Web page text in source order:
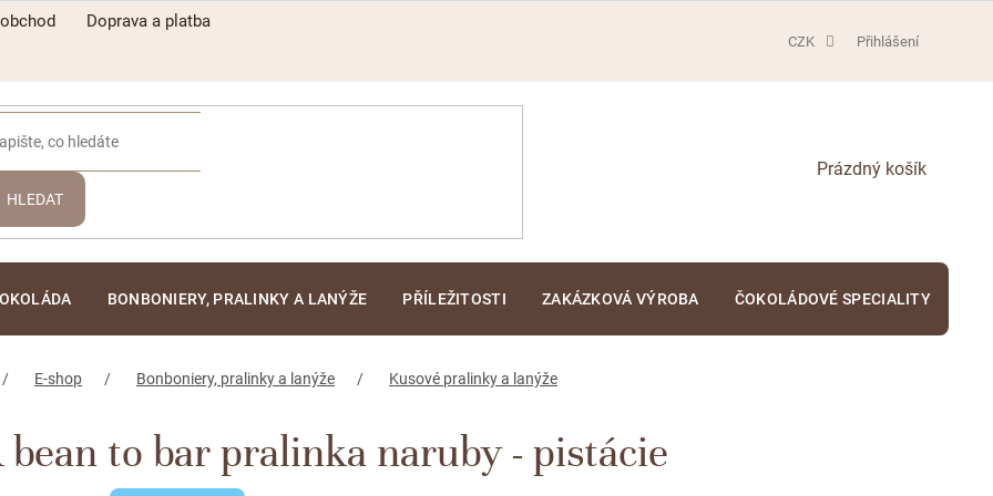
Doprava a platba
CZK Přihlášení
HLEDAT
NÁKUPNÍ
BONBONIERY, PRALINKY A LANÝŽE PŘÍLEŽITOSTI ZAKÁZKOVÁ VÝROBA ČOKOLÁDOVÉ SPECIALITY
E-shop Bonboniery, pralinky a lanýže Kusové pralinky a lanýže
bean to bar pralinka naruby - pistácie